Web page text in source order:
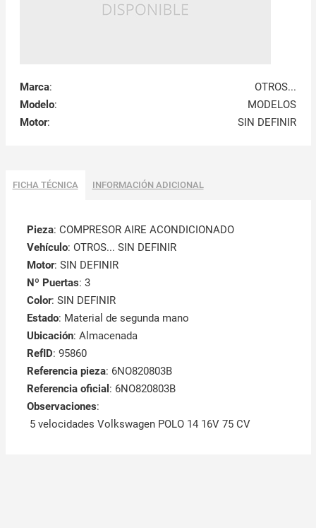
Marca:
OTROS...
Modelo:
MODELOS
Motor: SIN DEFINIR
FICHA TÉCNICA INFORMACIÓN ADICIONAL
Pieza: COMPRESOR AIRE ACONDICIONADO
Vehículo: OTROS... SIN DEFINIR
Motor: SIN DEFINIR
Nº Puertas: 3
Color: SIN DEFINIR
Estado: Material de segunda mano
Ubicación: Almacenada
RefID: 95860
Referencia pieza: 6NO820803B
Referencia oficial : 6NO820803B
Observaciones:
5 velocidades Volkswagen POLO 14 16V 75 CV